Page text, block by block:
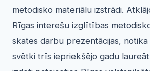
metodisko materiālu izstrādi.
Rīgas interešu izglītības
skates darbu prezentācijas, notika
svētki trīs iepriekšējo gadu